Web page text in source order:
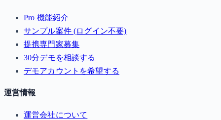
Pro 機能紹介
サンプル案件 (ログイン不要)
提携専門家募集
30分デモを相談する
デモアカウントを希望する
運営情報
運営会社について